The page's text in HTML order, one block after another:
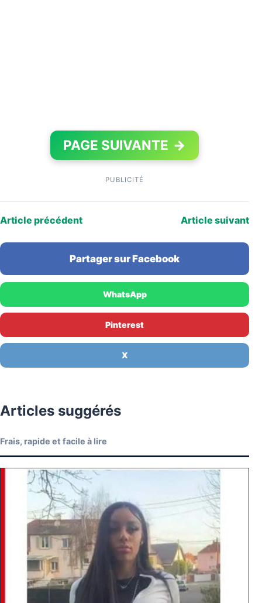
PAGE SUIVANTE →
PUBLICITÉ
Article précédent Article suivant
Partager sur Facebook
WhatsApp
Pinterest
X
Articles suggérés
Frais, rapide et facile à lire